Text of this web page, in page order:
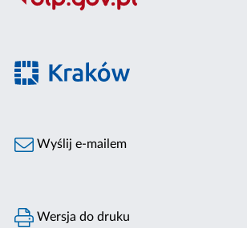
Wyślij e-mailem
Wersja do druku